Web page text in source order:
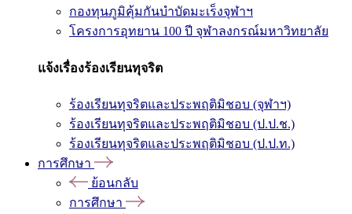
กองทุนภูมิคุ้มกันบำบัดมะเร็งจุฬาฯ
โครงการอุทยาน 100 ปี จุฬาลงกรณ์มหาวิทยาลัย
แจ้งเรื่องร้องเรียนทุจริต
ร้องเรียนทุจริตและประพฤติมิชอบ (จุฬาฯ)
ร้องเรียนทุจริตและประพฤติมิชอบ (ป.ป.ช.)
ร้องเรียนทุจริตและประพฤติมิชอบ (ป.ป.ท.)
การศึกษา
ย้อนกลับ
การศึกษา